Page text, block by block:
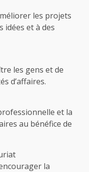
les projets
idées et à des
les gens et de
d’affaires.
et la
au bénéfice de
la